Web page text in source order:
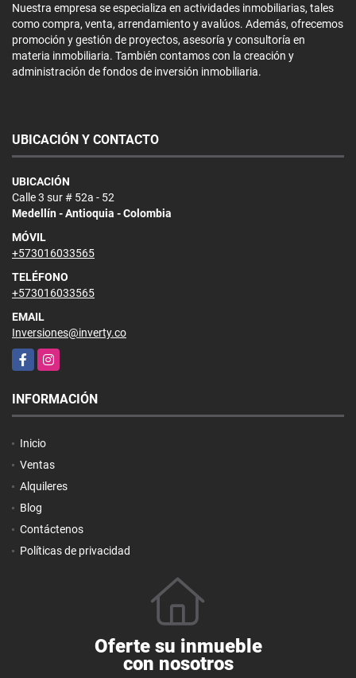
Nuestra empresa se especializa en actividades inmobiliarias, tales
como compra, venta, arrendamiento y avalúos. Además, ofrecemos
promoción y gestión de proyectos, asesoría y consultoría en
materia inmobiliaria. También contamos con la creación y
administración de fondos de inversión inmobiliaria.
UBICACIÓN Y CONTACTO
UBICACIÓN
Calle 3 sur # 52a - 52
Medellín - Antioquia - Colombia
MÓVIL
+573016033565
TELÉFONO
+573016033565
EMAIL
Inversiones@inverty.co
FacebookInstagram
INFORMACIÓN
Inicio
Ventas
Alquileres
Blog
Contáctenos
Políticas de privacidad
Oferte su inmueble
con nosotros